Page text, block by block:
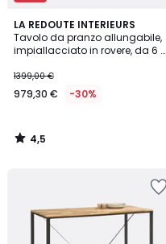
LA REDOUTE INTERIEURS
Tavolo da pranzo allungabile,
impiallacciato in rovere, da 6 a
1399,00 €
979,30 € -30%
4,5
/ 5
4,5
/